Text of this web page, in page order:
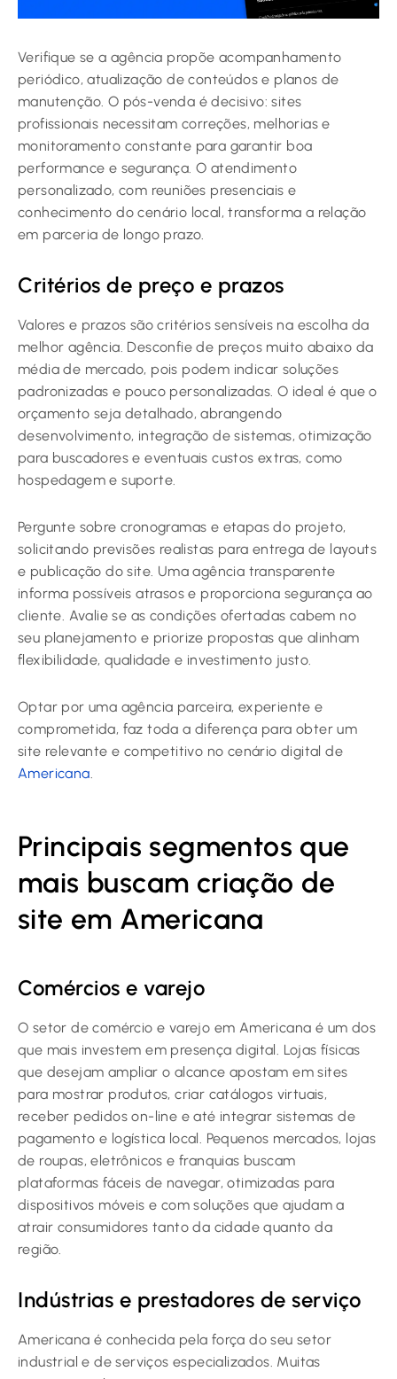
Verifique se a agência propõe acompanhamento
periódico, atualização de conteúdos e planos de
manutenção. O pós-venda é decisivo: sites
profissionais necessitam correções, melhorias e
monitoramento constante para garantir boa
performance e segurança. O atendimento
personalizado, com reuniões presenciais e
conhecimento do cenário local, transforma a relação
em parceria de longo prazo.
Critérios de preço e prazos
Valores e prazos são critérios sensíveis na escolha da
melhor agência. Desconfie de preços muito abaixo da
média de mercado, pois podem indicar soluções
padronizadas e pouco personalizadas. O ideal é que o
orçamento seja detalhado, abrangendo
desenvolvimento, integração de sistemas, otimização
para buscadores e eventuais custos extras, como
hospedagem e suporte.
Pergunte sobre cronogramas e etapas do projeto,
solicitando previsões realistas para entrega de layouts
e publicação do site. Uma agência transparente
informa possíveis atrasos e proporciona segurança ao
cliente. Avalie se as condições ofertadas cabem no
seu planejamento e priorize propostas que alinham
flexibilidade, qualidade e investimento justo.
Optar por uma agência parceira, experiente e
comprometida, faz toda a diferença para obter um
site relevante e competitivo no cenário digital de
Americana.
Principais segmentos que
mais buscam criação de
site em Americana
Comércios e varejo
O setor de comércio e varejo em Americana é um dos
que mais investem em presença digital. Lojas físicas
que desejam ampliar o alcance apostam em sites
para mostrar produtos, criar catálogos virtuais,
receber pedidos on-line e até integrar sistemas de
pagamento e logística local. Pequenos mercados, lojas
de roupas, eletrônicos e franquias buscam
plataformas fáceis de navegar, otimizadas para
dispositivos móveis e com soluções que ajudam a
atrair consumidores tanto da cidade quanto da
região.
Indústrias e prestadores de serviço
Americana é conhecida pela força do seu setor
industrial e de serviços especializados. Muitas